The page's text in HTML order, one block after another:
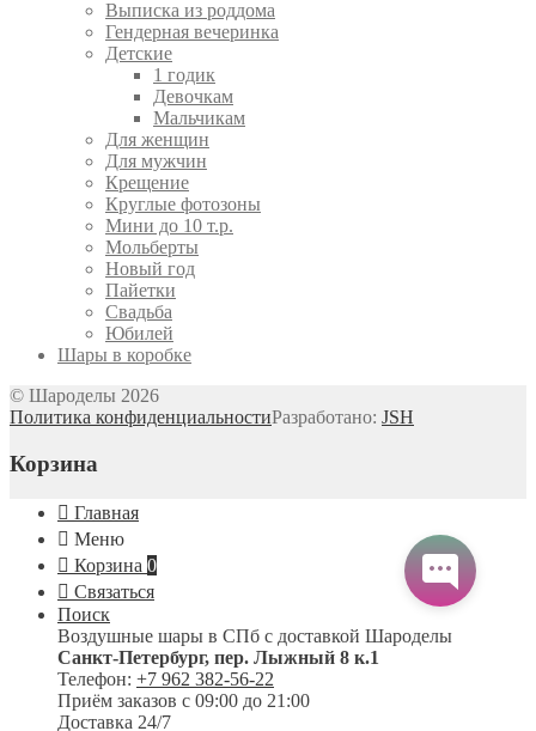
Выписка из роддома
Гендерная вечеринка
Детские
1 годик
Девочкам
Мальчикам
Для женщин
Для мужчин
Крещение
Круглые фотозоны
Мини до 10 т.р.
Мольберты
Новый год
Пайетки
Свадьба
Юбилей
Шары в коробке
© Шароделы 2026
Политика конфиденциальностиРазработано: JSH
Корзина
Главная
Меню
Корзина 0
Связаться
Поиск
Воздушные шары в СПб с доставкой Шароделы
Санкт-Петербург, пер. Лыжный 8 к.1
Телефон: +7 962 382-56-22
Приём заказов с 09:00 до 21:00
Доставка 24/7